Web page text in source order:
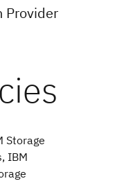
Provider
Storage
IBM